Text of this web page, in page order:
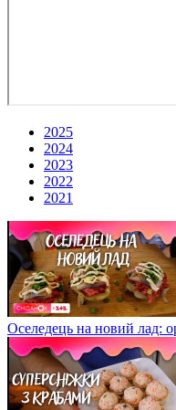
2025
2024
2023
2022
2021
Оселедець на новий лад: